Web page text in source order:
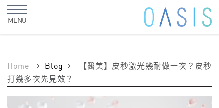
MENU
Home Blog
【醫美】皮秒激光幾耐做一次？皮秒
打幾多次先見效？